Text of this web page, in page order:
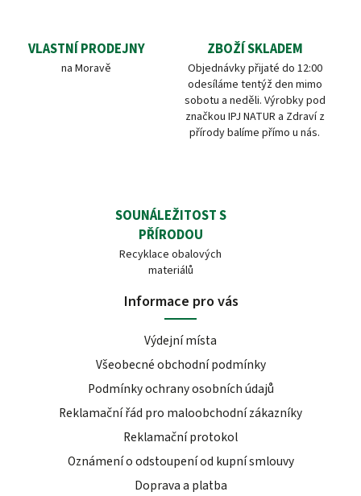
VLASTNÍ PRODEJNY
na Moravě
ZBOŽÍ SKLADEM
Objednávky přijaté do 12:00
odesíláme tentýž den mimo
sobotu a neděli. Výrobky pod
značkou IPJ NATUR a Zdraví z
přírody balíme přímo u nás.
SOUNÁLEŽITOST S
PŘÍRODOU
Recyklace obalových
materiálů
Informace pro vás
Výdejní místa
Všeobecné obchodní podmínky
Podmínky ochrany osobních údajů
Reklamační řád pro maloobchodní zákazníky
Reklamační protokol
Oznámení o odstoupení od kupní smlouvy
Doprava a platba